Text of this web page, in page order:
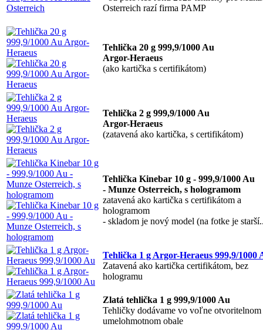
Osterreich razí firma PAMP
Tehlička 20 g 999,9/1000 Au
Argor-Heraeus
(ako kartička s certifikátom)
Tehlička 2 g 999,9/1000 Au
Argor-Heraeus
(zatavená ako kartička, s certifikátom)
Tehlička Kinebar 10 g - 999,9/1000 Au
- Munze Osterreich, s hologramom
zatavená ako kartička s certifikátom a
hologramom
- skladom je nový model (na fotke je
Tehlička 1 g Argor-Heraeus 999,9/1000
Zatavená ako kartička certifikátom, bez
hologramu
Zlatá tehlička 1 g 999,9/1000 Au
Tehličky dodávame vo voľne otvoritelnom
umelohmotnom obale